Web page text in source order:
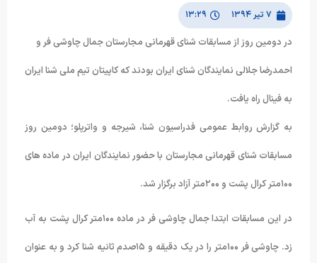
۷ تیر ۱۳۹۴ ۱۳:۲۹
در دومین روز از مسابقات شنای قهرمانی مجارستان جمال چاوشی فر و
احمدرضا جلالی نمایندگان شنای ایران بودند که کاپیتان تیم ملی شنا ایران
به فینال راه یافت.
به گزارش روابط عمومی فدراسیون شنا، شیرجه و واترپلو؛ دومین روز
مسابقات شنای قهرمانی مجارستان با حضور نمایندگان ایران در ماده های
۱۰۰متر کرال پشت و ۲۰۰متر آزاد برگزار شد.
در این مسابقات ابتدا جمال چاوشی فر در ماده ۱۰۰متر کرال پشت به آب
زد. چاوشی فر ۱۰۰متر را در یک دقیقه و ۱۵صدم ثانیه شنا کرد و به عنوان